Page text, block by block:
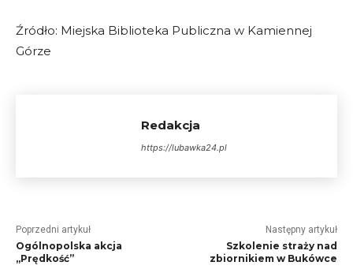
Źródło: Miejska Biblioteka Publiczna w Kamiennej
Górze
Redakcja
https://lubawka24.pl
Poprzedni artykuł
Ogólnopolska akcja
„Prędkość”
Następny artykuł
Szkolenie straży nad
zbiornikiem w Bukówce